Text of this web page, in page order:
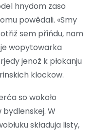
hnydom zaso
powědali. «Smy
sem přińdu, nam
wopytowarka
jenož k płokanju
klockow.
so wokoło
W
składuja listy,